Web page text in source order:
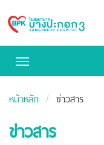
Bangpakok
Toggle
หน้าหลัก ข่าวสาร
ข่าวสาร